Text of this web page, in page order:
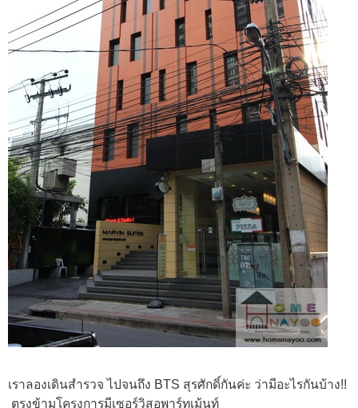
เราลองเดินสำรวจ ไปจนถึง BTS สุรศักดิ์กันค่ะ ว่ามีอะไรกันบ้าง!!
ตรงข้ามโครงการมีเซอร์วิสอพาร์ทเม้นท์